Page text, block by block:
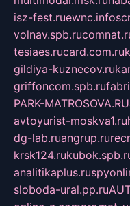
isz-fest.ruewnc.info
volnav.spb.ru
tesiaes.rucard.com.ru
gildiya-kuznecov.ru
griffoncom.spb.ru
PARK-MATROSOVA.RU
avtoyurist-moskva1.ru
dg-lab.ruangrup.ru
krsk124.ru
analitikaplus.ru
sloboda-ural.pp.ru